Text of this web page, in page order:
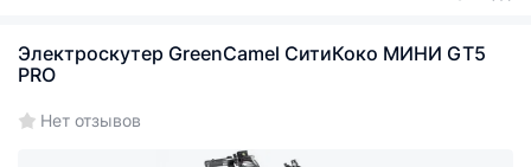
Электроскутер GreenCamel СитиКоко MИНИ GT5
PRO
Нет отзывов